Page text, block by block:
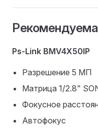
Ps-Link BMV4X50IP
Разрешение 5 МП
Матрица 1/2.8"
Фокусное
Автофокус